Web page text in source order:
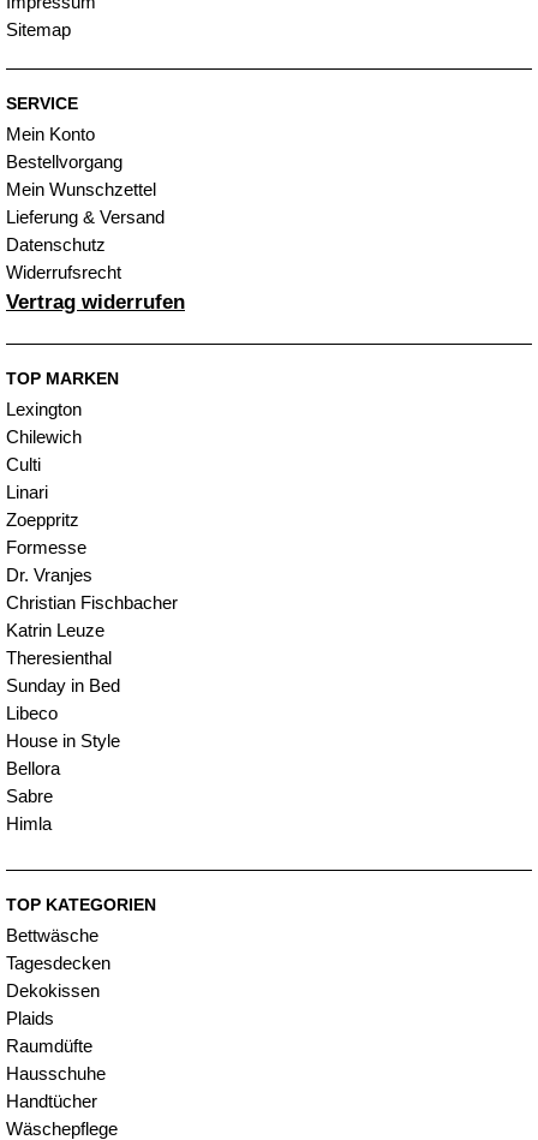
Sitemap
SERVICE
Mein Konto
Bestellvorgang
Mein Wunschzettel
Lieferung & Versand
Datenschutz
Widerrufsrecht
Vertrag widerrufen
TOP MARKEN
Lexington
Chilewich
Culti
Linari
Zoeppritz
Formesse
Dr. Vranjes
Christian Fischbacher
Katrin Leuze
Theresienthal
Sunday in Bed
Libeco
House in Style
Bellora
Sabre
Himla
TOP KATEGORIEN
Bettwäsche
Tagesdecken
Dekokissen
Plaids
Raumdüfte
Hausschuhe
Handtücher
Wäschepflege